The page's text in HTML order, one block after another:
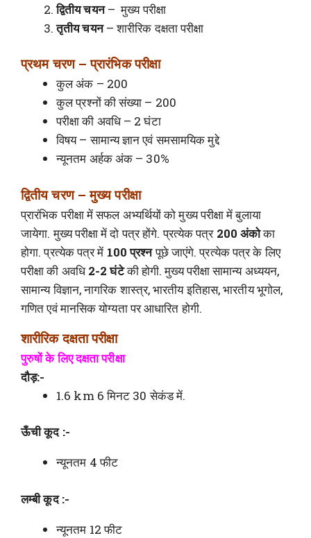
द्वितीय चयन– मुख्य परीक्षा
तृतीय चयन– शारीरिक दक्षता परीक्षा
प्रथम चरण – प्रारंभिक परीक्षा
कुल अंक – 200
कुल प्रश्नों की संख्या – 200
परीक्षा की अवधि – 2 घंटा
विषय – सामान्य ज्ञान एवं समसामयिक मुद्दे
न्यूनतम अर्हक अंक – 30%
द्वितीय चरण – मुख्य परीक्षा
प्रारंभिक परीक्षा में सफल अभ्यर्थियों को मुख्य परीक्षा में बुलाया
जायेगा. मुख्य परीक्षा में दो पत्र होंगे. प्रत्येक पत्र 200 अंकोका
होगा. प्रत्येक पत्र में 100 प्रश्नपूछे जाएंगे. प्रत्येक पत्र के लिए
परीक्षा की अवधि2-2 घंटेकी होगी. मुख्य परीक्षा सामान्य अध्ययन,
सामान्य विज्ञान, नागरिक शास्त्र, भारतीय इतिहास, भारतीय भूगोल,
गणित एवं मानसिक योग्यता पर आधारित होगी.
शारीरिक दक्षता परीक्षा
पुरुषों के लिए दक्षता परीक्षा
दौड़:-
1.6 km 6 मिनट 30 सेकंड में.
ऊँची कूद :-
न्यूनतम 4 फीट
लम्बी कूद :-
न्यूनतम 12 फीट